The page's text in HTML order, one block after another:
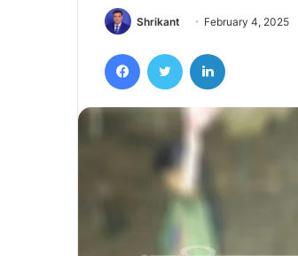
Shrikant February 4, 2025